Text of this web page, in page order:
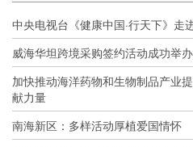
中央电视台《健康中国·行天下》走
威海华坦跨境采购签约活动成功举
加快推动海洋药物和生物制品产业
献力量
南海新区：多样活动厚植爱国情怀